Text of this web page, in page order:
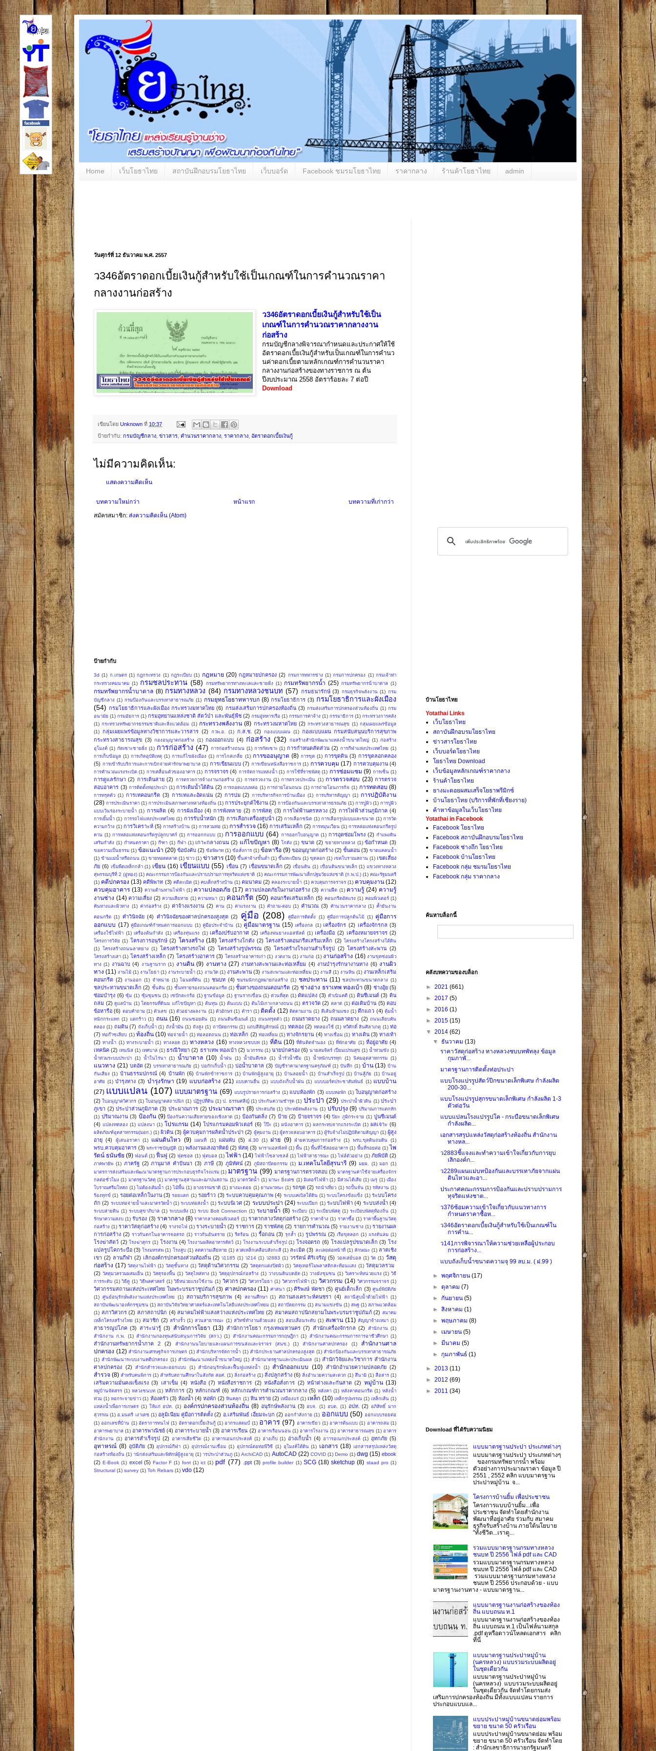
Home เว็บโยธาไทย สถาบันฝึกอบรมโยธาไทย เว็บบอร์ด Facebook ชมรมโยธาไทย ราคากลาง ร้านค้าโยธาไทย admin
วันศุกร์ที่ 12 ธันวาคม พ.ศ. 2557
ว346อัตราดอกเบี้ยเงินกู้สำหรับใช้เป็นเกณฑ์ในการคำนวณราคา
กลางงานก่อสร้าง
ว346อัตราดอกเบี้ยเงินกู้สำหรับใช้เป็น
เกณฑ์ในการคำนวณราคากลางงาน
ก่อสร้าง
กรมบัญชีกลางพิจารณากำหนดและประกาศให้ใช้
อัตราดอกเบี้ยเงินกู้สำหรับเป็นเกณฑ์ในการคำนว
นค่าดอกเบี้ยตามหลักเกณฑ์การคำนวนราคา
กลางงานก่อสร้างของทางราชการ ณ ต้น
ปีงบประมาณ 2558 อัตราร้อยละ 7 ต่อปี
Download
เขียนโดย Unknown ที่ 10:37
ป้ายกำกับ: กรมบัญชีกลาง ข่าวสาร คำนวนราคากลาง ราคากลาง อัตราดอกเบี้ยเงินกู้
ไม่มีความคิดเห็น:
แสดงความคิดเห็น
บทความใหม่กว่า บทความที่เก่ากว่า
หน้าแรก
สมัครสมาชิก: ส่งความคิดเห็น (Atom)
ป้ายกำกับ
3d (1) ก.เกษตร (1) กฎกระทรวง (1) กฎระเบียบ (1) กฎหมาย (20) กฎหมายปกครอง (2) กรมการทหารช่าง (1) กรมการปกครอง (1) กรมเจ้าท่า
กระทรวงคมนาคม (1) กรมชลประทาน (58) กรมทรัพยากรทางทะเลและชายฝั่ง (1) กรมทรัพยากรน้ำ (25) กรมทรัพยากรน้ําบาดาล (1)
กรมทรัพยากรน้ำบาดาล (8) กรมทางหลวง (84) กรมทางหลวงชนบท (57) กรมธนารักษ์ (3) กรมธุรกิจพลังงาน (1) กรม
บัญชีกลาง (1) กรมป้องกันและบรรเทาสาธารณภัย (1) กรมยุทธโยธาทหารบก (8) กรมโยธาธิการ (3) กรมโยธาธิการและผังเมือง
(54) กรมโยธาธิการและผังเมือง กระทรวงมหาดไทย (6) กรมส่งเสริมการปกครองท้องถิ่น (3) กรมส่งเสริมการปกครองส่วนท้องถิ่น (1) กรม
อนามัย (1) กรมอัยการ (1) กรมอุทยานแหล่งชาติ สัตว์ป่า และพันธุ์พืช (2) กรมอู่ทหารเรือ (1) กรรมการค่าจ้าง (1) กรรมาธิการ (1) กระทรวงการคลัง
(1) กระทรวงทรัพยากรธรรมชาติและสิ่งแวดล้อม (1) กระทรวงพลังงาน (8) กระทรวงมหาดไทย (2) กระทรวงสาธารณสุข (1) กลุ่มเผยแพร่ข้อมูล
(1) กลุ่มเผยแพร่ข้อมูลทางวิชาการและวารสาร (2) กวพ.อ. (1) ก.ส.ช. (2) กองแบบแผน (1) กองแบบแผน กรมสนับสนุนบริการสุขภาพ
กระทรวงสาธารณสุข (3) กองอนุญาตก่อสร้าง (1) กองออกแบบ (4) ก่อสร้าง (32) ก่อสร้างสำนักพัฒนาแหล่งน้ำขนาดใหญ่ (1) ก่อสร้าง
อุโมงค์ (1) กัดเซาะชายฝั่ง (1) การก่อสร้าง (47) การก่อสร้างถนน (1) การกัดเซาะ (1) การกําหนดสัดส่วน (2) การกีฬาแห่งประเทศไทย (1)
การเก็บข้อมูล (1) การเกิดอุบัติเหตุ (1) การแก้ไขผังเมือง (1) การไกล่เกลี่ย (1) การขออนุญาต (8) การขุด (1) การขุดดิน (3) การขุดลอกคลอง
(5) การเข้ารับบริการและการเบิกจ่ายค่ารักษาพยาบาล (1) การเขียนแบบ (7) การเขียนหนังสือราชการ (1) การควบคุม (17) การควบคุมงาน (4)
การคำนวณแรงระเบิด (1) การเคลื่อนตัวของอาคาร (1) การจราจร (4) การจัดการแหล่งน้ำ (1) การใช้ที่ราชพัสดุ (1) การซ่อมแซม (9) การเซ็น (1)
การดูแลรักษา (2) การเดินสาย (2) การตรวจการจ้างงานก่อสร้าง (1) การตรวจงาน (1) การตรวจประเมิน (1) การตรวจสอบ (23) การตรวจ
สอบอาคาร (3) การติดตั้งท่อประปา (1) การเติมน้ำใต้ดิน (2) การถอดแบบหล่อ (1) การถ่ายโอนถนน (1) การถ่ายโอนภารกิจ (1) การทดสอบ (8)
การทรุดตัว (1) การเทคอนกรีต (3) การเทและอัดแน่น (2) การบ่ม (2) การบริหารกิจการบ้านเมือง (1) การบริหารสัญญา (1) การปฏิบัติงาน
(28) การประเมินราคา (1) การประเมินสภาพทางหลวงท้องถิ่น (1) การประยุกต์ใช้งาน (2) การป้องกันและบรรเทาสารธรณภัย (1) การปูผิว (1) การปูผิว
แบบเว้นร่องระบายน้ำ (1) การผลิต (4) การผังเมือง (4) การพังทลาย (2) การพัสดุ (3) การไฟฟ้านครหลวง (2) การไฟฟ้าส่วนภูมิภาค (4)
การเยิ้มน้ำ (1) การรถไฟแห่งประเทศไทย (1) การรับน้ำหนัก (3) การเลือกเครื่องสูบน้ํา (2) การเลือกชนิด (1) การเลือกรูปแบบและขนาด (1) การวัด
ความกว้าง (1) การวิเคราะห์ (5) การสร้างบ้าน (1) การสวมท่อ (1) การสำรวจ (16) การเสริมเหล็ก (2) การหมุนเวียน (1) การหล่อแท่งคอนกรีตรูป
คาน (1) การหล่อแท่งคอนกรีตรูปลูกบาศก์ (1) การออกกแบบ (1) การออกแบบ (64) การออกใบอนุญาต (1) การอุดซ่อมโพรง (2) กำแพงดิน
เสริมกำลัง (1) กำหนดราคา (1) กีฑา (1) กีฬา (1) เกาะกลางถนน (2) แก้ไขปัญหา (8) โกดัง (1) ขนาด (2) ขยายทางหลวง (1) ข้อกำหนด (3)
ขอความเป็นธรรม (1) ข้อแนะนำ (20) ข้อบังคับ (2) ข้อพิพาท (1) ข้อสั่งการ (1) ข้อหารือ (9) ขออนุญาตก่อสร้าง (2) ขั้นตอน (3) ขาดแคลนน้ำ
(1) ข้ามแม่น้ำหรือถนน (1) ขายทอดตลาด (1) ข่าว (1) ข่าวสาร (10) ขึ้นค่าจ้างขั้นต่ำ (1) ขึ้นทะเบียน (1) ขุดลอก (1) เขตโบราณสถาน (1) เขตเสี่ยง
ภัย (6) เข็มพืดเหล็กกล้า (1) เขียน (16) เขียนแบบ (55) เขื่อน (7) เขื่อนขนาดเล็ก (2) เขื่อนดิน (1) เขื่อนดินขนาดเล็ก (1) แขวงทางหลวง
สุพรรณบุรีที่ 2 (อู่ทอง) (1) คณะกรรมการป้องกันและปราบปรามการทุจริตแห่งชาติ (1) คณะกรรมการพัฒนาเด็กปฐมวัยแห่งชาติ (ก.พ.ป.) (1) คณะรัฐมนตรี
(1) คดีปกครอง (13) คดีพิพาท (3) คดีละเมิด (1) คบเด็กสร้างบ้าน (1) คมนาคม (2) คลองระบายน้ำ (1) ควบคุมการจราจร (1) ควบคุมงาน (12)
ควบคุมอาคาร (13) ความต้านทานไฟฟ้า (1) ความปลอดภัย (17) ความปลอดภัยในงานก่อสร้าง (3) ความฝืด (1) ความรู้ (24) ความรู้
งานช่าง (14) ความเสี่ยง (2) ความเสียหาย (1) ความหนา (1) คอนกรีต (50) คอนกรีตเสริมเหล็ก (5) คอนกรีตอัดแรง (1) คอมพิวเตอร์ (1)
คันทางและผิวทาง (1) ค่าก่อสร้าง (1) ค่าจ้างแรงงาน (2) คาน (1) ค่าแรงงาน (1) คำถาม-ตอบ (1) คำนวณ (3) คำนวนราคากลาง (1) ค้ำยันงาน
คอนกรีต (1) คำวินิจฉัย (4) คำวินิจฉัยของศาลปกครองสูงสุด (2) คู่มือ (208) คู่มือการติดตั้ง (1) คู่มือการปลูกต้นไม้ (1) คู่มือการ
ออกแบบ (17) คู่มือเกณฑ์กำหนดการออกแบบ (1) คู่มือประจำบ้าน (1) คู่มือมาตรฐาน (15) เครื่องกล (1) เครื่องจักร (2) เครื่องจักรกล (3)
เครื่องใช้ไฟฟ้า (1) เครื่องต้นกำลัง (1) เครื่องทุ่นแรง (1) เครื่องปรับอากาศ (2) เครื่องพ่นยางแอสฟัลต์ (1) เครื่องมือ (2) เครื่องหมายจราจร (2)
โครงการวิจัย (1) โครงการอนุรักษ์ (2) โครงสร้าง (18) โครงสร้างโกดัง (2) โครงสร้างคอนกรีตเสริมเหล็ก (2) โครงสร้างโครงสร้างใต้ดิน
(1) โครงสร้างถนนลาดยาง (1) โครงสร้างทางรถไฟ (2) โครงสร้างรูปพรรณ (5) โครงสร้างโรงงานสำเร็จรูป (2) โครงสร้างสะพาน (2)
โครงสร้างเสา (1) โครงสร้างเหล็ก (7) โครงสร้างอาคาร (3) โครงสร้างอาคารเก่า (1) งวดงาน (1) งานก่อ (1) งานก่อสร้าง (16) งานขุดซ่อมผิว
ทาง (1) งานฉาบ (4) งานฐานราก (1) งานดิน (9) งานทาง (27) งานทางสะพานและท่อเหลี่ยม (4) งานบำรุงรักษางานทาง (6) งานผิว
ทาง (11) งานไม้ (1) งานโยธา (1) งานระบายน้ำ (1) งานวัด (1) งานสะพาน (3) งานสะพานและท่อเหลี่ยม (1) งานสี (1) งานหิน (1) งานเหล็กเสริม
คอนกรีต (2) งานออก (1) จำหน่าย (1) โฉนดที่ดิน (1) ชนบท (4) ชมรมนักกฎหมายก่อสร้าง (1) ชลประทาน (11) ชลประทานขนาดกลาง (1)
ชลประทานขนาดเล็ก (2) ชั้นดิน (1) ชั้นทรายรองถนนคอนกรีต (1) ชั้นทางของถนนคอนกรีต (2) ช่างอ่าง ธราเทพ ทองเบ้า (8) ช่างอุ้ย (5)
ซ่อมบำรุง (6) ซุ้ม (1) ซุ้มชุมชน (1) เซปักตะกร้อ (1) ฐานข้อมูล (1) ฐานรากเขื่อน (1) ด่วนที่สุด (1) ดัดแปลง (3) ดำเนินคดี (1) ดินซีเมนต์ (3) ดิน
ถล่ม (2) ดูแลบ้าน (1) โดยกรมที่ดินม แก้ไขปัญหา (1) ต้นทุน (1) ต้นแบบ (1) ต้นไม้เกาะกลางถนน (1) ตรวจวัด (2) ตลาด (1) ต่อเติมบ้าน (5) ตอบ
ข้อหารือ (6) ตอบคำถาม (1) ตัวเลข (1) ตัวอย่างผลงาน (1) ตัวอักษร (1) ตำรา (1) ติดตั้ง (12) ติดตามงาน (1) ตีเส้นห้ามแซง (1) ตึกแถว (4) ตุ้มน้ำ
หนักกระแทก (1) แตกร้าว (1) ถนน (16) ถนนซอยตัน (1) ถนนดินซีเมนต์ (1) ถนนทรุดตัว (1) ถนนราดยาง (2) ถนนลาดยาง (2) ถนนเลียบคัน
คลอง (1) ถมดิน (7) ถังเก็บน้ำ (1) ถังน้ำมัน (1) ถังสูง (1) ถาปัตยกรรม (1) แถบสีสัญลักษณ์ (1) ทดลอง (2) ทดลองใช้ (1) ทวีศักดิ์ สินศิลาเกตุ (1) ท่อ
(7) ท่อก๊าซเลียบ (1) ท้องถิ่น (10) ท่อจ่ายน้ำ (1) ท่อลอดถนน (1) ท่อเหล็ก (2) ท่อเหลี่ยม (1) ทางจักรยาน (4) ทางเชื่อม (1) ทางเดิน (3) ทางเท้า
(2) ทางน้ำ (1) ทางระบายน้ำ (1) ทางลอด (1) ทางหลวง (16) ทางหลวงชบบท (1) ที่ดิน (10) ที่ดินติดจำนอง (1) ที่พักอาศัย (1) ที่อยู่อาศัย (4)
เทคนิค (2) เทนนิส (1) เทศบาล (1) ธรณีวิทยา (2) ธราเทพ ทองเบ้า (2) นวกรรม (1) นายปกครอง (6) นายสมจิตร์ เปี่ยมเปรมสุข (1) น้ำท่วมขัง (1)
น้ำท่วมระบบประปา (1) น้ำในไร่นา (1) น้ำบาดาล (10) น้ำฝน (1) น้ำมันดีเซล (1) น้ำรั่วน้ำซึม (1) น้ำหนักบรรทุก (1) นิคมอุตสาหกรรม (1)
แนวทาง (21) บดอัด (2) บรรเทาสาธารณภัย (1) บ่อกักเก็บน้ำ (1) บ่อน้ำบาดาล (3) บัญชีราคามาตรฐานครุภัณฑ์ (1) บันทึก (1) บ้าน (13) บ้าน
กันเสียง (1) บ้านธรรมปกรณ์ (4) บ้านพัก (6) บ้านพักข้าราชการ (1) บ้านพักผู้สูงอายุ (1) บ้านลอยน้ำ (1) บ้านสำเร็จรูป (1) บ้านสู้ภัย (1) บ้านอยู่
อาศัย (1) บำรุงทาง (3) บำรุงรักษา (19) แบบก่อสร้าง (21) แบบคานยื่น (1) แบบถังเก็บน้ำฝน (1) แบบบอร์ดประชาสัมพันธ์ (1) แบบบ้าน
(27) แบบแปลน (107) แบบมาตรฐาน (69) แบบรูปรายการก่อสร้าง (1) แบบห้องพัก (3) แบบหอพัก (1) ใบอนุญาตก่อสร้าง
(2) ใบอนุญาตวิศวกร (1) ใบอนุญาตสถาปนิก (1) ปฏิรูปที่ดิน (1) ป. ธรรมศลีญ์ (1) ประกันความชำรุด (1) ประปา (29) ประปาน้ำผิวดิน (1) ประปา
ภูเขา (2) ประปาส่วนภูมิภาค (3) ประมาณการ (2) ประมาณราคา (8) ประสบภัย (1) ประหยัดพลังงาน (1) ปรับปรุง (9) ปริมาณการแตกหัก
(1) ปริมาณงาน (3) ป้องกัน (9) ป้องกันความเสียหายของเชิงลาด (1) ป้องกันตลิ่ง (7) ป้าย (2) ป้ายจราจร (4) ปิยะ ภูมิกระจาย (1) ปูนซีเมนต์
(4) แปลงทดลอง (1) แปลงนา (1) โปรแกรม (14) โปรแกรมคอมพิวเตอร์ (6) โป๊ะ (1) ผนังอาคาร (1) ผลกระทบจากแรงระเบิด (1) ผลเจาะ (6)
ผลิตภัณฑ์อุตสาหกรรม(มอก.) (1) ผิวดิน (3) ผู้ควบคุมการผลิตน้ำประปา (2) ผู้คุมงาน (1) ผู้ตรวจสอบอาคาร (1) ผู้รับจ้างไม่ปฏิบัติตามสัญญา (1) ผู้สูง
อายุ (4) ผู้เสนอราคา (1) แผ่นดินไหว (9) แผนที่ (1) แผ่นพับ (5) ฝ.30 (1) ฝาย (9) ฝ่ายควบคุมการก่อสร้าง (1) พรบ.ขุดดินถมดิน (1)
พรบ.ควบคุมอาคาร (3) พระราชบัญญัติ (1) พลังงานแสงอาทิตย์ (2) พัสดุ (3) พาราแอสฟัลท์ (1) พื้น (1) พื้นที่ใช้สอยอาคาร (1) พื้นที่รอยต่อ (1) ไพ
รัตน์ ธนันชัย (9) ฟอนต์ (1) ฟื้นฟู (2) ฟุตซอล (1) ฟุตบอล (1) ไฟฟ้า (14) ไฟฟ้าโซลาเซลล์ (1) ไฟฟ้าสาธารณะ (1) ไฟล์ตัวอย่าง (1) ภัยพิบัติ (2)
ภาคพายัพ (1) ภาครัฐ (2) ภานุมาส คำปันนา (3) ภาษี (3) ภูมิทัศน์ (2) ภูมิสถาปัตยกรรม (1) ม.เทคโนโลยีสุรนารี (9) มยผ. (1) มอก (1)
มาตรการส่งเสริมและพัฒนามาตรฐานการประกอบธุรกิจโรงแรม (1) มาตรฐาน (99) มาตรฐานการตรวจสอบ (3) มาตรฐานค่าใช้จ่ายเครื่องจักร
กลต่อชั่วโมง (1) มาตรฐานวัสดุ (1) มาตรฐานสุสานและฌาปนสถาน (1) มาตรวัดน้ำ (1) มานะ ยิ่งเดช (1) มิเตอร์ไฟฟ้า (1) มีส่วนได้เสีย (1) เมรุ (1) เมือง
โบราณศรีมโหสถ (1) ไม่ต้องเติมน้ำ (1) ไม้พื้น (1) ยางธรรมชาติ (1) ยางมะตอย (1) ยานพาหนะ (1) รถขุด (2) รถนำเที่ยว (1) รถปั้นจั่น (1) รหัสงาน (1)
ร้องทุกข์ (1) รอยต่อเหล็กในงาน (3) รอยแตก (1) รอยร้าว (3) ระบบควบคุมคุณภาพ (4) ระบบเคเบิลใต้ดิน (1) ระบบโครงข้อแข็ง (1) ระบบโครง
ถัก (2) ระบบท่อจ่ายน้ำและมาตรวัดน้ำ (1) ระบบท่อส่งน้ำ (1) ระบบนิเวศ (2) ระบบประปา (24) ระบบเปียก (1) ระบบไฟฟ้า (4) ระบบส่งน้ำ (4)
ระบบสายดิน (1) ระบบสุขาภิบาล (1) ระบบแห้ง (1) ระบบ Bolt Connection (1) ระบายน้ำ (8) ระเบียบ (1) ระเบียบพัสดุ (1) ระเบียบพัสดุท้องถิ่น (1)
รักษาความสงบ (1) รับรอง (3) ราคากลาง (8) ราคากลางคอมพิวเตอร์ (1) ราคากลางวัสดุก่อสร้าง (2) ราคาจ้าง (1) ราคาซื้อ (1) ราคาพื้นฐานวัสดุ
ก่อสร้าง (1) ราคาวัสดุก่อสร้าง (4) รางรถไฟ (1) รางระบายน้ำ (2) ราชการ (2) ราชพัสดุ (2) รายการคำนวณ (5) รายงานช่าง (1) รายงานผล
การก่อสร้าง (2) ราวกันตกในอาคารจอดรถ (1) ราวกันอันตราย (1) รีดร้อน (1) รื้อถอน (3) รุกล้ำ (1) รูปพรรณ (2) เรือขุดลอก (1) แรงดันลม (1)
โรงฆ่าสัตว์ (2) โรงฆ่าสุกร (1) โรงงาน (4) โรงงานผลิตอาหารสัตว์ (1) โรงงานระบบสำเร็จรูป (1) โรงจอดรถ (6) โรงแปลรูปขนาดเล็ก (3) โรง
แปลรูปโคกระบือ (3) โรงมหรสพ (1) โรงสูบ (1) ลดความเสียหาย (1) ลวดเหล็กเคลือบสังกะสี (1) ละเมิด (3) ละเลยต่อหน้าที่ (1) ลักษณะ (1) ลาดเชิง
เขา (2) ลานกีฬา (2) เลิกองค์กรปกครองส่วนท้องถิ่น (2) ว1185 (1) ว214 (1) ว2883 (1) วรรัตน์ ศิริเจริญ (5) วอลเล่ย์บอล (1) วัด (1) วัสดุ
ก่อสร้าง (17) วัสดุงานไฟฟ้า (1) วัสดุชั้นทาง (1) วัสดุด้านวิศวกรรม (2) วัสดุตกแต่งปิดผิว (1) วัสดุเทอร์โมพลาสติกสะท้อนแสง (1) วัสดุมวลรวม ​
(2) วัสดุมวลรวมผสมเย็น (1) วัสดุรองพื้น (1) วัสดุไหล่ทาง (1) วัสดุอุปกรณ์ก่อสร้าง (1) วางบนดินบดอัด (1) วางผังชุมชน (1) วิเคราะห์หน่วยแรง (1) วิธี
การระดับ (1) วิธีดู (1) วิธีพลศาสตร์ (1) วิธีหน่วยแรงใช้งาน (1) วิศวกร (2) วิศวกรโยธา (1) วิศวกรรไฟฟ้า (1) วิศวกรรม (14) วิศวกรรมจราจร (1)
วิศวกรรมสถานแห่งประเทศไทย ในพระบรมราชูปถัมภ์ (3) ศาลปกครอง (11) ศาสนา (1) ศิริพงษ์ พัดชา (5) ศูนย์เด็กเล็ก (3) ศูนย์พิบัติภัย
(1) ศูนย์อนุรักษ์พลังงานแห่งประเทศไทย (1) สถานบริการสุขภาพ (4) สถานศึกษา (1) สถานสงเคราะห์คนชรา (4) สถานีสูบน้ำด้วยไฟฟ้า (1)
สถาบันพัฒนาองค์กรชุมชน (1) สถาบันวิจัยวิทยาศาสตร์และเทคโนโลยีแห่งประเทศไทยม (1) สถาปัตยกรรม (1) สนามแข่งขัน (1) สพฐ (1) สภาพแวดล้อม
(1) สภาวิศวกร (2) สภาสถาปนิก (4) สมาคมไฟฟ้าแสงสว่างแห่งประเทศไทย (2) สมาคมสถาปนิกสยามในพระบรมราชูปถัมภ์ (2) สมาคม
เหล็กโครงสร้างไทย (1) สมาชิก (2) สร้างรั้ว (1) สวนสาธารณะ (1) สวิทช์ทำงานด้วยแสง (1) สอบเลื่อนระดับ (1) สะพาน (11) สัญญาจ้างเหมา (1)
สาธารณูปโภค (3) สาระน่ารู้ (3) สำนักการโยธา (13) สำนักการโยธา กรุงเทพมหานคร (7) สำนักเครื่องจักรกล (2) สำนักงาน (1)
สำนักงาน ก.พ.
(1) สำนักงานกองทุนสนับสนุนการวิจัย (สกว.) (1) สำนักงานคณะกรรมการกฤษฎีกา (1) สำนักงานคณะกรรมการการอาชีวศึกษา (1)
สำนักงานทรัพยากรน้ำภาค 2 (2) สำนักงานนโยบายและแผนการขนส่งและจราจร (สนข.) (1) สํานักงานศาลปกครอง (1)
สำนักงานศาล
ปกครอง (12) สำนักงานเศรษฐกิจการเกษตร (1) สำนักบริหารจัดการน้ำ (1) สำนักประธานศาลปกครองสูงสุด (1) สํานักป้องกันและบรรเทาสาธารณภัย
(1) สำนักพัฒนาระบบงานคดีปกครอง (1) สำนักพัฒนาแหล่งน้ำขนาดใหญ่ (1) สำนักมาตรฐานและประเมินผล (1) สํานักวิจัยและวิชาการ สำนักงาน
ศาลปกครอง (2) สำนักสำรวจและออกแบบ (1) สำนักอนุรักษ์และฟื้นฟูแหล่งน้ำ (1) สำนักออกแบบ (10) สำนักอำนวยความปลอดภัย (2)
สำรวจ (8) สำหรับคนพิการ (1) สำหรับสถานศึกษาในสังกัด สอศ. (1) สิ่งก่อสร้าง (1) สิ่งปลูกสร้าง (6) สิ่งอำนวยความสะดวก (1) สึนามิ (1) สื่อสาร (1)
เสริมความมั่นคงแข็งแรง (3) เสาเข็ม (4) หนังสือ (7) หนังสือราชการ (2) หนังสือสั่งการ (2) หน้าต่างและกันสาด (2) หมู่บ้าน (13)
หมู่บ้านจัดสรร (1) หลวงชนบท (1) หลักการ (2) หลักเกณฑ์ (6) หลักเกณฑ์การคำนวณราคากลาง (5) หลังคา (1) หลังคาคอนกรีต (1) หลังน้ำ
ท่วม (1) หอกระจายข่าว (1) ห้องครัว (3) ห้องน้ำ (4) หอพัก (2) หินคลุก (1) หิน ทราย (2) เหมืองแร่ (1) เหล็ก (10) เหล็กรูปพรรณ (1) เหล็กเส้น (1)
แหล่งน้ำเพื่อการเกษตร (1) ให้แก่ อปท. (1) องค์กรปกครองส่วนท้องถิ่น (8) อนุรักษ์พลังงาน (3) อบจ. (1) อบต. (1) อปท. (2)
อภิสิทธิ์ มาก
สุวรรณ (1) อ.มนตรี เงาเดช (1) อลูมิเนียม คู่มือการติดตั้ง (2) อ.เสริมพันธ์ เอี่ยมจะบก (2) ออกกำลังกาย (1) ออกแบบ (50) ออกแบบรอยต่อ
(1) ออกเลขที่บ้าน (1) อัตราการทนไฟ (1) อัตราดอกเบี้ยเงินกู้ (1) อากรแสตมป์ (1) อาคาร (97) อาคารเขียว (1) อาคารต้นแบบ (1) อาคารถล่ม (1)
อาคารพยาบาล (1) อาคารพาณิชย์ (4) อาคารระบายน้ำ (3) อาคารเรียน (2) อาคารเรือนนอน (1) อาคารโรงงาน (1) อาคารสาธารณสุข (1) อาคาร
สำนักงาน (1) อาคารสำเร็จรูป (2) อาคารเสียชีวิต (1) อาคารเอนกประสงค์ (1) อ่างเก็บ (1) อ่างเก็บน้ำ (4) อาารอเนกประสงค์ (1) อุทกภัย (5)
อุทาหรณ์ (8) อุบัติภัย (3) อุปกรณ์กีฬา (1) อุปกรณ์งานเชื่อม (1) อุปกรณ์ต่อท่อพีวีซี (1) อุโมงค์ใต้ดิน (1) เอกสาร (18) เอกสารสรุปแหล่งวัสดุ
ก่อสร้างท้องถิ่น (1) านักส่งเสริมและพิทักษ์ผู้สูงอายุ (1) ารประปาส่วนภู (1) ArchiCAD (1) AutoCAD (22) COVID (1) Demo (1) dwg (15) ebook
(2) E-Book (1) excel (5) Factor F (1) font (1) ict (1) pdf (77) .ppt (3) profile builder (1) SCG (18) sketchup (8) staad pro (1)
Structural (1) survey (1) Toh Rebars (1) vdo (12)
บ้านโยธาไทย
Yotathai Links
เว็บโยธาไทย
สถาบันฝึกอบรมโยธาไทย
ข่าวสารโยธาไทย
เว็บบอร์ดโยธาไทย
โยธาไทย Download
เว็บข้อมูลหลักเกณฑ์ราคากลาง
ร้านค้าโยธาไทย
ยางมะตอยผสมเสร็จโยธาพรีมิกซ์
บ้านโยธาไทย (บริการที่พักที่เชียงราย)
ค้าหาข้อมูลในเว็บโยธาไทย
Yotathai in Facebook
Facebook โยธาไทย
Facebook สถาบันฝึกอบรมโยธาไทย
Facebook ช่างถึก โยธาไทย
Facebook บ้านโยธาไทย
Facebook กลุ่ม ชมรมโยธาไทย
Facebook กลุ่ม ราคากลาง
ค้นหาบล็อกนี้
คลังบทความของบล็อก
► 2021 (661)
► 2017 (5)
► 2016 (1)
► 2015 (15)
▼ 2014 (62)
▼ ธันวาคม(13)
ราคาวัสดุก่อสร้าง ทางหลวงชบบทพัทลุง ข้อมูล
กุมภาพั...
มาตรฐานการติดตั้งท่อประปา
แบบโรงแปรรูปสัตว์ปีกขนาดเล็กพิเศษ กำลังผลิต
200-30...
แบบโรงแปรรูปสุกรขนาดเล็กพิเศษ กำลังผลิต 1-3
ตัวต่อวัน
แบบแปลนโรงแปรรูปโค - กระบือขนาดเล็กพิเศษ
กำลังผลิต...
เอกสารสรุปแหล่งวัสดุก่อสร้างท้องถิ่น สำนักงาน
ทางหล...
ว2883ชี้แจงและทำความเข้าใจเกี่ยวกับการยุบ
เลิกองค์ก...
ว2289แผนแม่บทป้องกันและบรรเทาภัยจากแผ่น
ดินไหวและอา...
ประกาศคณะกรรมการป้องกันและปราบปรามการ
ทุจริตแห่งชาต...
ว376ซ้อมความเข้าใจเกี่ยวกับแนวทางการ
กำหนดราคาซื้อห...
ว346อัตราดอกเบี้ยเงินกู้สำหรับใช้เป็นเกณฑ์ใน
การคำน...
ว141การพิจารณาให้ความช่วยเหลือผู้ประกอบ
การก่อสร้าง...
แบบถังเก็บน้ำขนาดความจุ 99 ลบ.ม. ( ฝ.99 )
►พฤศจิกายน(17)
►ตุลาคม(7)
► กันยายน(5)
►สิงหาคม(1)
►พฤษภาคม(8)
► เมษายน(5)
►มีนาคม(5)
► กุมภาพันธ์(1)
► 2013 (11)
► 2012 (69)
► 2011 (34)
Download ที่ได้รับความนิยม
แบบมาตรฐานประปา ประเภทต่างๆ
แบบมาตรฐานประปา ประเภทต่างๆ
ของกรมทรัพยากรน้ำ พร้อม
ตัวอย่างการประมาณราคา ข้อมูล ปี
2551 , 2552 คลิก แบบมาตรฐาน
ประปาหมู่บ้าน จ...
โครงการบ้านยิ้ม เพื่อประชาชน
โครงการแบบบ้านยิ้ม...เพื่อ
ประชาชน จัดทำโดยสำนักงาน
พัฒนาที่อยู่อาศัย ร่วมกับ สมาคม
ธุรกิจรับสร้างบ้าน ภายใต้นโยบาย
"ทั้งชีวิต...เราดู...
รวมแบบมาตรฐานกรมทางหลวง
ชนบท ปี 2556 ไฟล์ pdf และ CAD
รวมแบบมาตรฐานกรมทางหลวง
ชนบท ปี 2556 ไฟล์ pdf และ CAD
รวมแบบมาตรฐานกรมทางหลวง
ชนบท ปี 2556 ประกอบด้วย - แบบ
มาตรฐานงานทาง - แบบมาตรฐาน...
แบบมาตรฐานงานก่อสร้างของท้อง
ถิ่น แบบถนน ท.1
แบบมาตรฐานงานก่อสร้างของท้อง
ถิ่น แบบถนน ท.1 เป็นไฟล์นามสกุล
.pdf ดูหรือดาวน์โหลดเอกสาร คลิก
ที่นี่
แบบมาตรฐานประปาหมู่บ้าน
(นครหลวง) แบบรวมระบบผลิตอยู่
ในชุดเดียวกัน
แบบมาตรฐานประปาหมู่บ้าน
(นครหลวง) แบบรวมระบบผลิตอยู่
ในชุดเดียวกัน จัดทำโดยกรมส่ง
เสริมการปกครองท้องถิ่น มีทั้งแบบแปลน รายการ
ประกอบแบบแล...
แบบประปาหมู่บ้านขนาดย่อมพร้อม
ขยาย ขนาด 50 ครัวเรือน
แบบประปาหมู่บ้านขนาดย่อม พร้อม
ขยาย ขนาด 50 ครัวเรือน จัดทำโดย
: สำนักเลขาธิการนายกรัฐมนตรี